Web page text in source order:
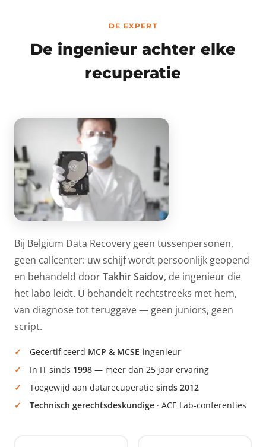
DE EXPERT
De ingenieur achter elke
recuperatie
Bij Belgium Data Recovery geen tussenpersonen,
geen callcenter: uw schijf wordt persoonlijk geopend
en behandeld doorTakhir Saidov, de ingenieur die
het labo leidt. U behandelt rechtstreeks met hem,
van diagnose tot teruggave — geen juniors, geen
script.
Gecertificeerd MCP & MCSE-ingenieur
In IT sinds 1998 — meer dan 25 jaar ervaring
Toegewijd aan datarecuperatie sinds 2012
Technisch gerechtsdeskundige · ACE Lab-conferenties